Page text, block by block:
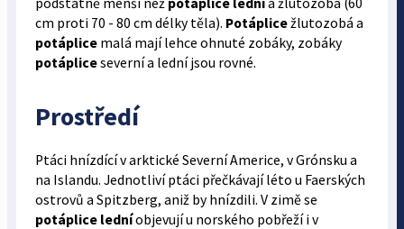
cm proti 70 - 80 cm délky těla). Potáplicežlutozobá a
potáplicemalá mají lehce ohnuté zobáky, zobáky
potápliceseverní a lední jsou rovné.
Prostředí
Ptáci hnízdící v arktické Severní Americe, v Grónsku a
na Islandu. Jednotliví ptáci přečkávají léto u Faerských
ostrovů a Spitzberg, aniž by hnízdili. V zimě se
potáplice ledníobjevují u norského pobřeží i v